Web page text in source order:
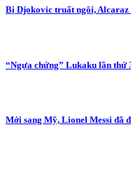
Bị Djokovic truất ngôi, Alcaraz
“Ngựa chứng” Lukaku lần thứ
Mới sang Mỹ, Lionel Messi đã